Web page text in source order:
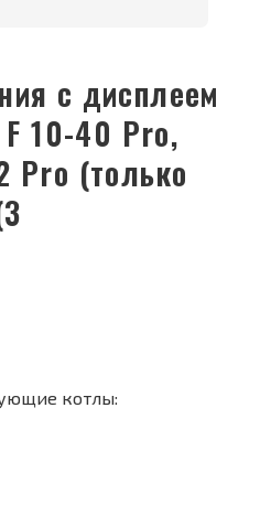
10-40 Pro,
Pro (только
котлы: